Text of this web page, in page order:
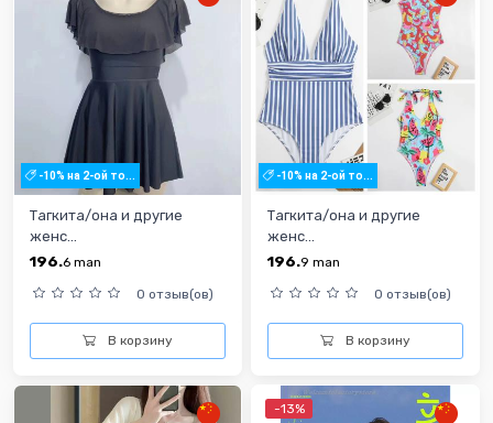
-10% на 2-ой то...
Тагкита/она и другие
женс...
196.6 man
0 отзыв(ов)
В корзину
-10% на 2-ой то...
Тагкита/она и другие
женс...
196.9 man
0 отзыв(ов)
В корзину
-13%